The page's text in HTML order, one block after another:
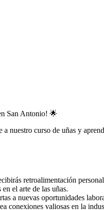
San Antonio! 🌟
nuestro curso de uñas y
retroalimentación
el arte de las uñas.
a nuevas oportunidades
conexiones valiosas en la